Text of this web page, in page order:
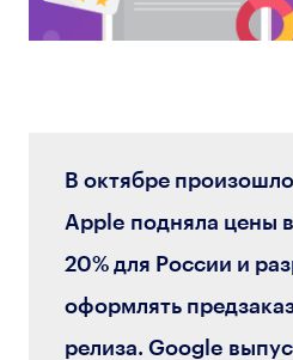
В октябре
Apple подняла цены
20% для России и
оформлять
релиза. Google